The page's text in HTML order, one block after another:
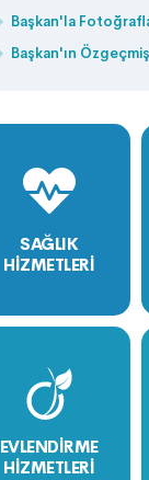
Başkan'la
Başkan'ın
SAĞLIK
HİZMETLERİ
EVLENDİRME
HİZMETLERİ